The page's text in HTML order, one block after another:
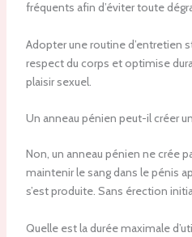
fréquents afin d’éviter toute
Adopter une routine d’entretien
respect du corps et optimise
plaisir sexuel.
Un anneau pénien peut-il créer
Non, un anneau pénien ne crée
maintenir le sang dans le pénis
s’est produite. Sans érection
Quelle est la durée maximale